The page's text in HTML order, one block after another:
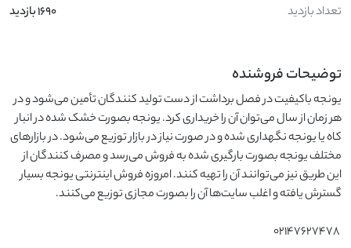
تعداد بازدید 1690 بازدید
توضیحات فروشنده
یونجه باکیفیت در فصل برداشت از دست تولید کنندگان تأمین می‌شود و در
هر زمان از سال می‌توان آن را خریداری کرد. یونجه بصورت خشک شده در انبار
مختلف یونجه بصورت بارگیری شده به فروش می‌رسد و مصرف کنندگان از
این طریق نیز می‌توانند آن را تهیه ‌کنند. امروزه فروش اینترنتی یونجه بسیار